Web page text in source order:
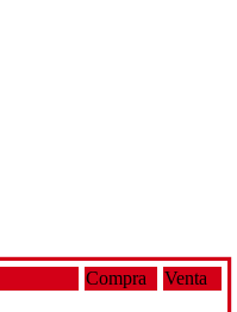
Compra Venta